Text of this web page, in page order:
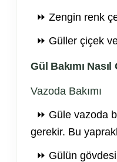
⏩ Zengin renk
⏩ Güller çiçek
Gül Bakımı Nasıl
Vazoda Bakımı
⏩ Güle vazoda
gerekir. Bu
⏩ Gülün